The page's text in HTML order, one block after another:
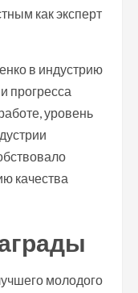
как эксперт
в индустрию
прогресса
уровень
качества
молодого